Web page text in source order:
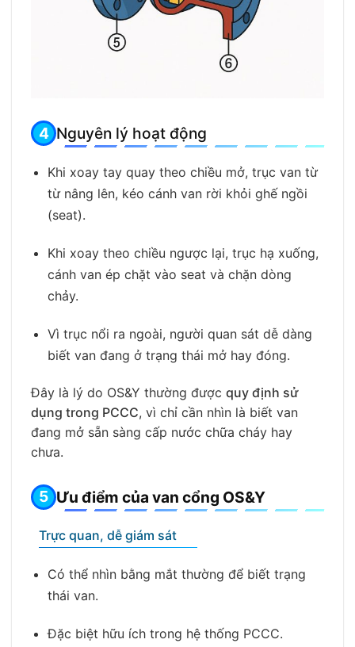
Nguyên lý hoạt động
Khi xoay tay quay theo chiều mở, trục van từ
từ nâng lên, kéo cánh van rời khỏi ghế ngồi
(seat).
Khi xoay theo chiều ngược lại, trục hạ xuống,
cánh van ép chặt vào seat và chặn dòng
chảy.
Vì trục nổi ra ngoài, người quan sát dễ dàng
biết van đang ở trạng thái mở hay đóng.
Đây là lý do OS&Y thường được quy định sử
dụng trong PCCC, vì chỉ cần nhìn là biết van
đang mở sẵn sàng cấp nước chữa cháy hay
chưa.
Ưu điểm của van cổng OS&Y
Trực quan, dễ giám sát
Có thể nhìn bằng mắt thường để biết trạng
thái van.
Đặc biệt hữu ích trong hệ thống PCCC.